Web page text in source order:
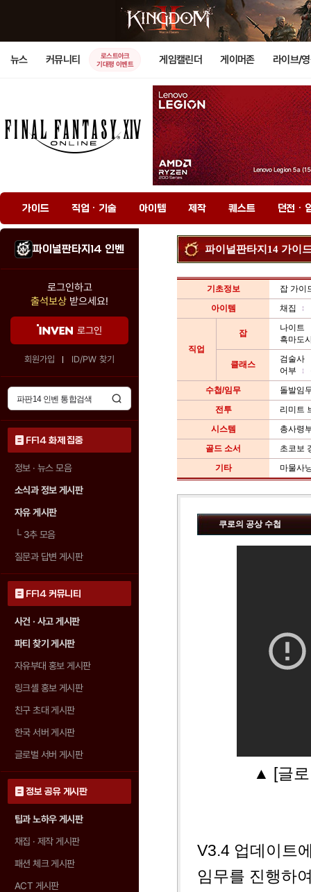
뉴스 커뮤니티
로스트아크
기대평 이벤트
게임캘린더 게이머존 라이브/
가이드 직업 · 기술 아이템 제작 퀘스트 던전 ·
파이널판타지14 인벤
로그인하고
출석보상 받으세요!
로그인
회원가입 ID/PW 찾기
FF14 화제 집중
정보 · 뉴스 모음
소식과 정보 게시판
자유 게시판
└3추 모음
질문과 답변 게시판
FF14 커뮤니티
사건 · 사고 게시판
파티 찾기 게시판
자유부대 홍보 게시판
링크셸 홍보 게시판
친구 초대 게시판
한국 서버 게시판
글로벌 서버 게시판
정보 공유 게시판
팁과 노하우 게시판
채집 · 제작 게시판
패션 체크 게시판
ACT 게시판
파이널판타지14 가이
기초정보
잡 가이
아이템
채집
직업
잡
나이트
흑마도
클래스
검술사
어부
수첩/임무
돌발임
전투
리미트
시스템
총사령
골드 소서
초코보
기타
마물사
쿠로의 공상 수첩
▲ [글로
V3.4 업데이트
임무를 진행하